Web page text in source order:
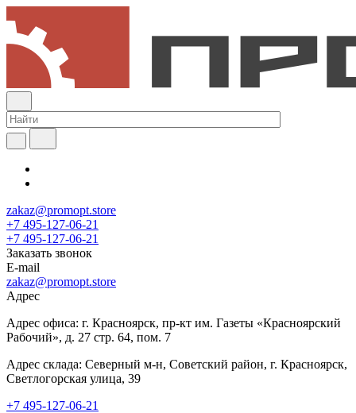
zakaz@promopt.store
+7 495-127-06-21
+7 495-127-06-21
Заказать звонок
E-mail
zakaz@promopt.store
Адрес
Адрес офиса: г. Красноярск, пр-кт им. Газеты «Красноярский
Рабочий», д. 27 стр. 64, пом. 7
Адрес склада: Северный м-н, Советский район, г. Красноярск,
Светлогорская улица, 39
+7 495-127-06-21